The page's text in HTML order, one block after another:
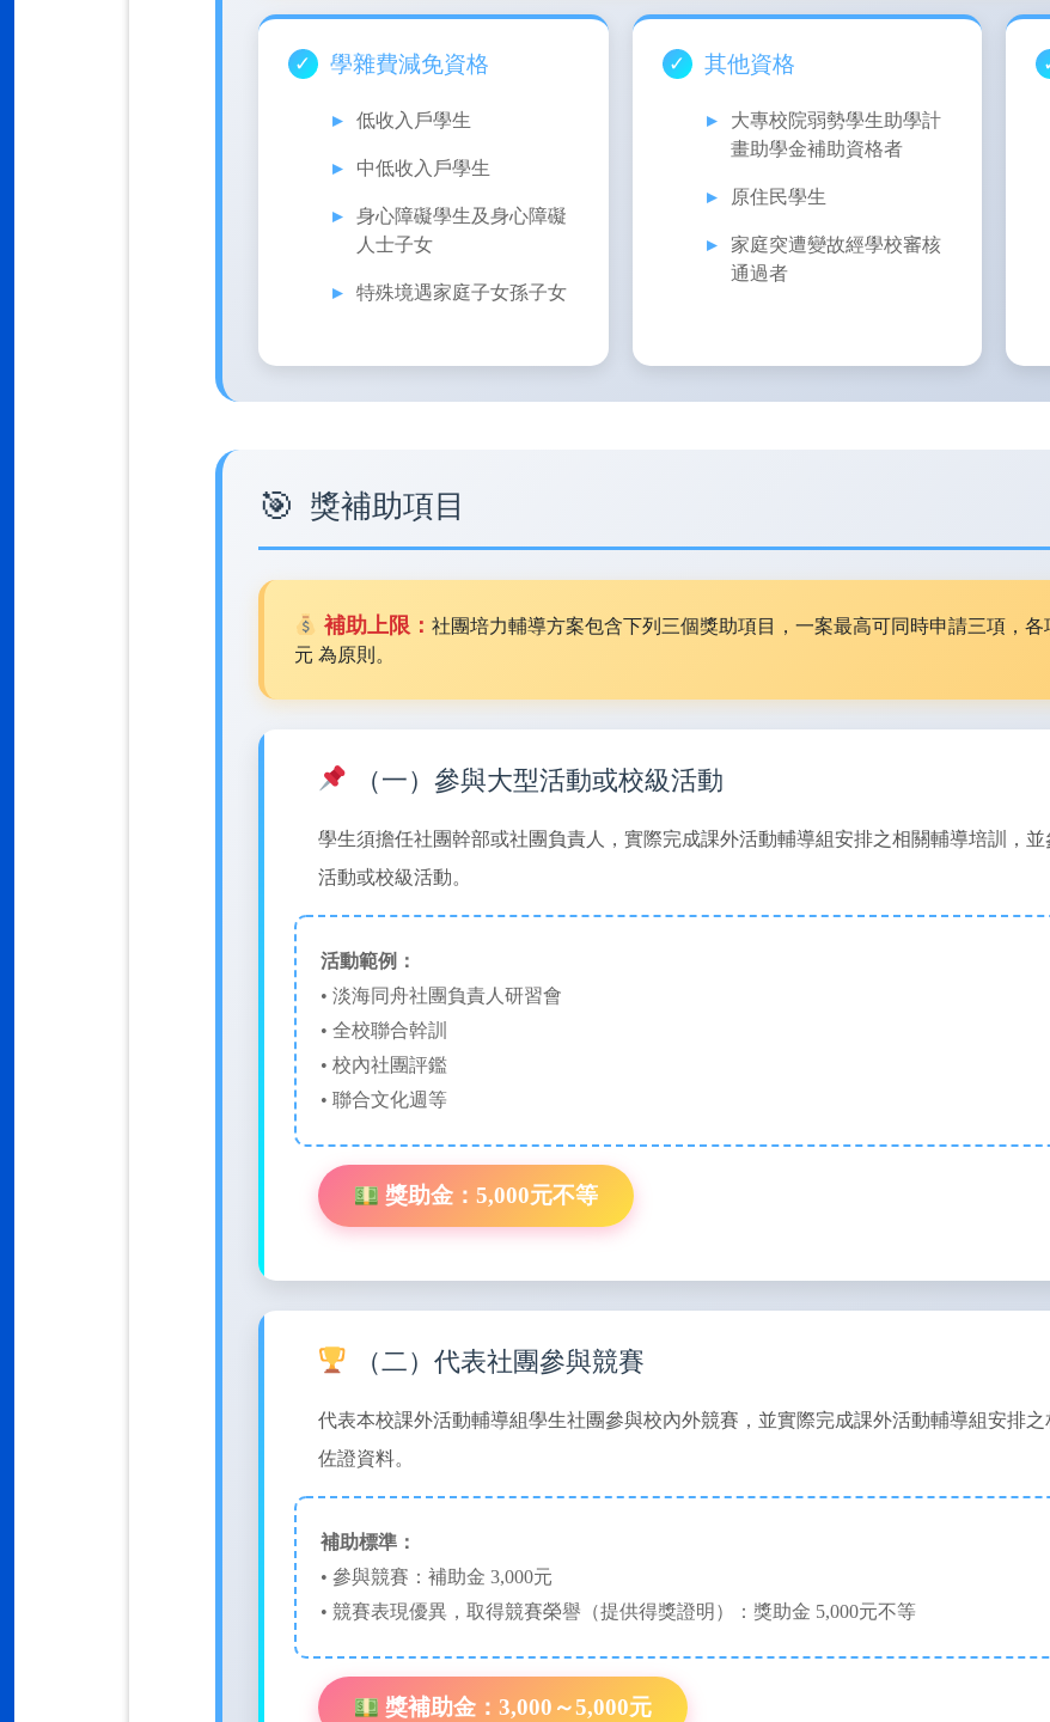
學雜費減免資格
低收入戶學生
中低收入戶學生
身心障礙學生及身心障礙
人士子女
特殊境遇家庭子女孫子女
其他資格
大專校院弱勢學生助學計
畫助學金補助資格者
原住民學生
家庭突遭變故經學校審核
通過者
獎補助項目
補助上限： 社團培力輔導方案包含下列三個獎助項目，一案最高可同時申請三項，各
元 為原則。
（一）參與大型活動或校級活動
學生須擔任社團幹部或社團負責人，實際完成課外活動輔導組安排之相關輔導培訓，
活動或校級活動。
活動範例：
• 淡海同舟社團負責人研習會
• 全校聯合幹訓
• 校內社團評鑑
• 聯合文化週等
獎助金：5,000元不等
（二）代表社團參與競賽
代表本校課外活動輔導組學生社團參與校內外競賽，並實際完成課外活動輔導組安排
佐證資料。
補助標準：
• 參與競賽：補助金 3,000元
• 競賽表現優異，取得競賽榮譽（提供得獎證明）：獎助金 5,000元不等
獎補助金：3,000～5,000元